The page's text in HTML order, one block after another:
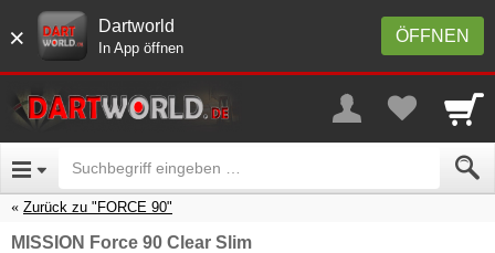
× ÖFFNEN
Dartworld
In App öffnen
Zurück zu "FORCE 90"
MISSION Force 90 Clear Slim